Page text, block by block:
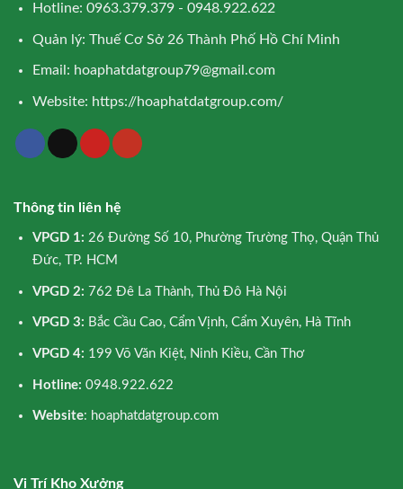
Hotline: 0963.379.379 - 0948.922.622
Quản lý: Thuế Cơ Sở 26 Thành Phố Hồ Chí Minh
Email: hoaphatdatgroup79@gmail.com
Website: https://hoaphatdatgroup.com/
Thông tin liên hệ
VPGD 1: 26 Đường Số 10, Phường Trường Thọ, Quận Thủ
Đức, TP. HCM
VPGD 2: 762 Đê La Thành, Thủ Đô Hà Nội
VPGD 3: Bắc Cầu Cao, Cẩm Vịnh, Cẩm Xuyên, Hà Tĩnh
VPGD 4: 199 Võ Văn Kiệt, Ninh Kiều, Cần Thơ
Hotline: 0948.922.622
Website: hoaphatdatgroup.com
Vị Trí Kho Xưởng